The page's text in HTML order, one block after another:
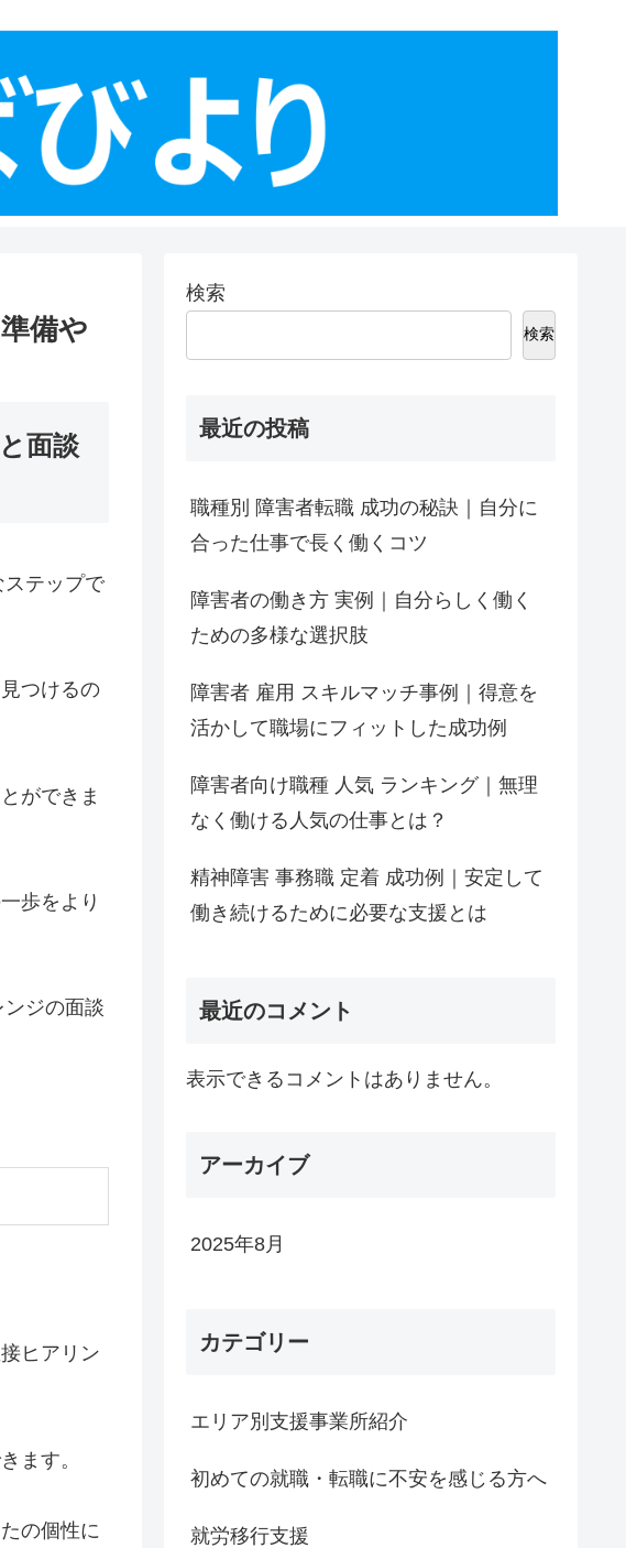
備や
面談
テップで
つけるの
ができま
歩をより
ジの面談
ヒアリン
ます。
の個性に
検索
検索
最近の投稿
職種別 障害者転職 成功の秘訣｜自分に
合った仕事で長く働くコツ
障害者の働き方 実例｜自分らしく働く
ための多様な選択肢
障害者 雇用 スキルマッチ事例｜得意を
活かして職場にフィットした成功例
障害者向け職種 人気 ランキング｜無理
なく働ける人気の仕事とは？
精神障害 事務職 定着 成功例｜安定して
働き続けるために必要な支援とは
最近のコメント
表示できるコメントはありません。
アーカイブ
2025年8月
カテゴリー
エリア別支援事業所紹介
初めての就職・転職に不安を感じる方へ
就労移行支援